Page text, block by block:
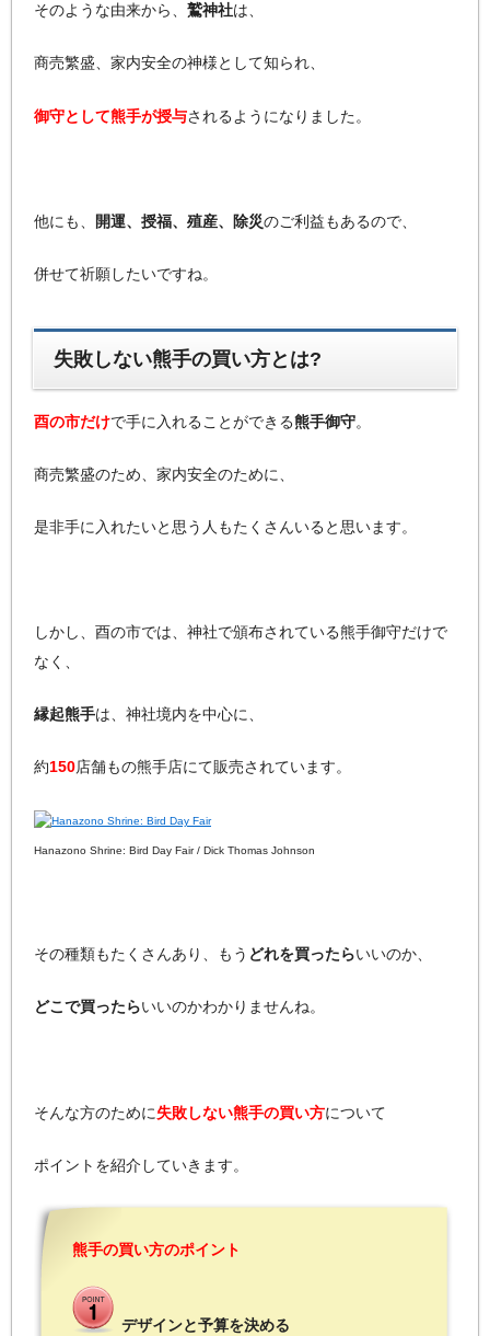
そのような由来から、 鷲神社は、
商売繁盛、家内安全の神様として知られ、
御守として熊手が授与されるようになりました。
他にも、 開運、授福、殖産、除災のご利益もあるので、
併せて祈願したいですね。
失敗しない熊手の買い方とは?
酉の市だけで手に入れることができる熊手御守。
商売繁盛のため、家内安全のために、
是非手に入れたいと思う人もたくさんいると思います。
しかし、酉の市では、神社で頒布されている熊手御守だけで
なく、
縁起熊手は、神社境内を中心に、
約150店舗もの熊手店にて販売されています。
Hanazono Shrine: Bird Day Fair / Dick Thomas Johnson
その種類もたくさんあり、もう どれを買ったらいいのか、
どこで買ったらいいのかわかりませんね。
そんな方のために失敗しない熊手の買い方について
ポイントを紹介していきます。
熊手の買い方のポイント
デザインと予算を決める